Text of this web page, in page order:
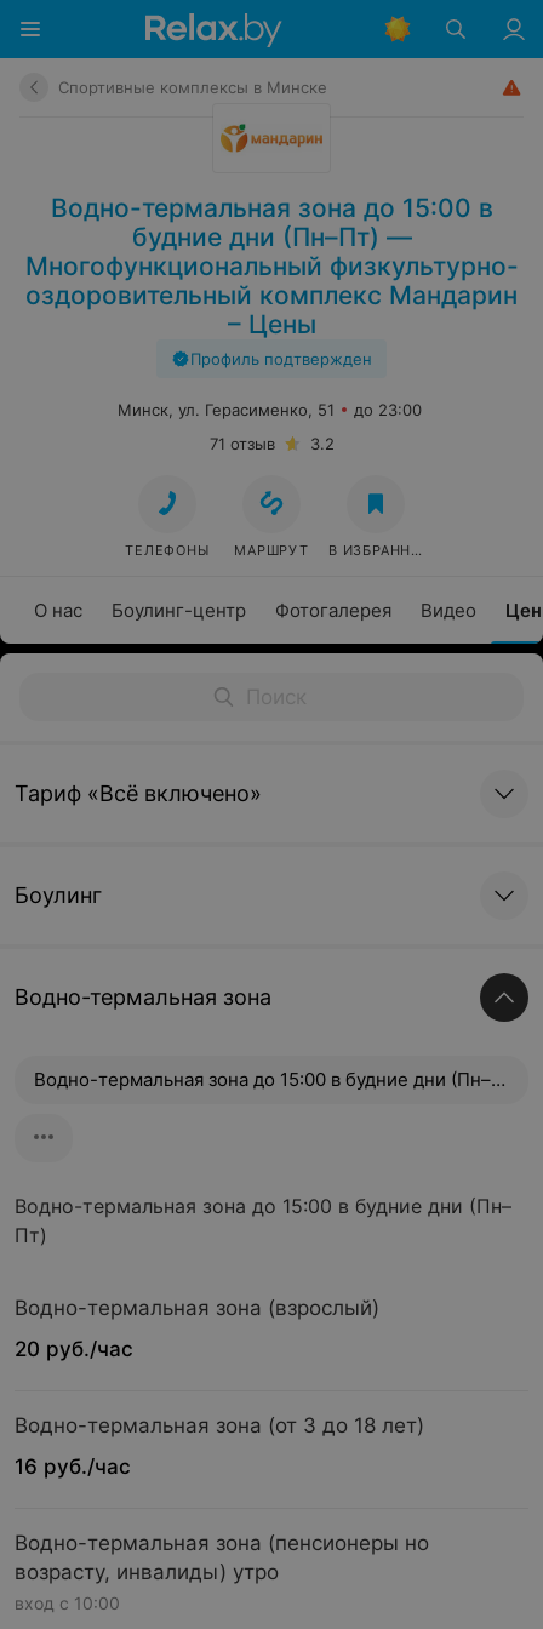
Спортивные комплексы в Минске
Водно-термальная зона до 15:00 в
будние дни (Пн–Пт) —
Многофункциональный физкультурно-
оздоровительный комплекс Мандарин
– Цены
Профиль подтвержден
О нас Боулинг-центр Фотогалерея Видео
Минск, ул. Герасименко, 51
до 23:00
71 отзыв
3.2
ТЕЛЕФОНЫ МАРШРУТ В ИЗБРАННОЕ
Тариф «Всё включено»
Боулинг
Водно-термальная зона
Водно-термальная зона до 15:00 в будние дни (Пн–Пт)
Водно-термальная зона до 15:00 в будние дни (Пн–
Пт)
Водно-термальная зона (взрослый)
20 руб./час
Водно-термальная зона (от 3 до 18 лет)
16 руб./час
Водно-термальная зона (пенсионеры но
возрасту, инвалиды) утро
вход с 10:00